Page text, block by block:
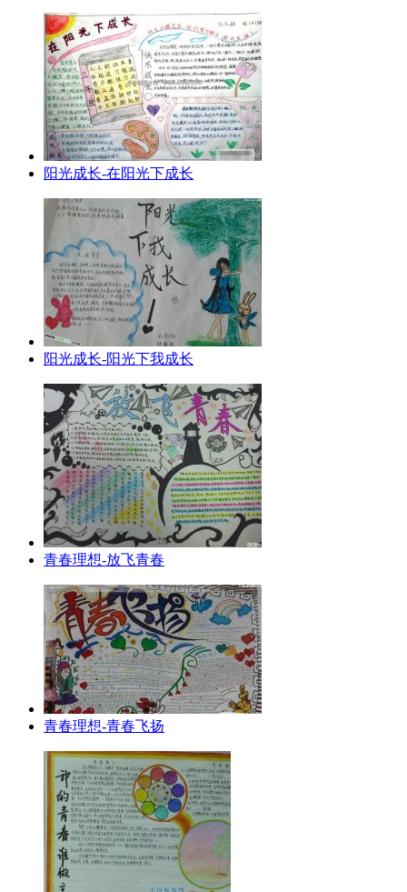
阳光成长-在阳光下成长
阳光成长-阳光下我成长
青春理想-放飞青春
青春理想-青春飞扬